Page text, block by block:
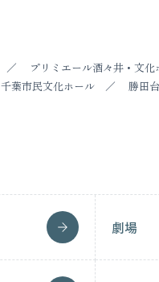
プリミエール酒々井・文化
千葉市民文化ホール
勝田
劇場